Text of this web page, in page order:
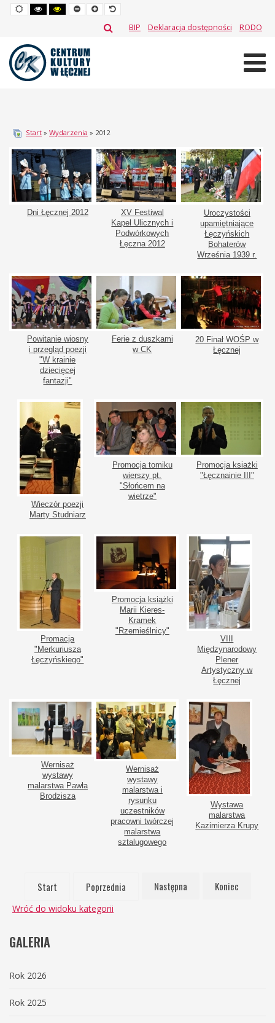
Default
mode
High
contrast
High
contrast
Set
smaller
Set
larger
font
Set
default
fontBIP Deklaracja dostępności RODO
Start » Wydarzenia » 2012
Dni Łęcznej 2012
XV Festiwal
Kapel Ulicznych i
Podwórkowych
Łęczna 2012
Uroczystości
upamiętniające
Łęczyńskich
Bohaterów
Września 1939 r.
Powitanie wiosny
i przegląd poezji
"W krainie
dziecięcej
fantazji"
Ferie z duszkami
w CK
20 Finał WOŚP w
Łęcznej
Wieczór poezji
Marty Studniarz
Promocja tomiku
wierszy pt.
"Słońcem na
wietrze"
Promocja ksiażki
"Łęcznainie III"
Promacja
"Merkuriusza
Łęczyńskiego"
Promocja książki
Marii Kieres-
Kramek
"Rzemieślnicy"
VIII
Międzynarodowy
Plener
Artystyczny w
Łęcznej
Wernisaż
wystawy
malarstwa Pawła
Brodzisza
Wernisaż
wystawy
malarstwa i
rysunku
uczestników
pracowni twórczej
malarstwa
sztalugowego
Wystawa
malarstwa
Kazimierza Krupy
Start Poprzednia Następna Koniec
Wróć do widoku kategorii
GALERIA
Rok 2026
Rok 2025